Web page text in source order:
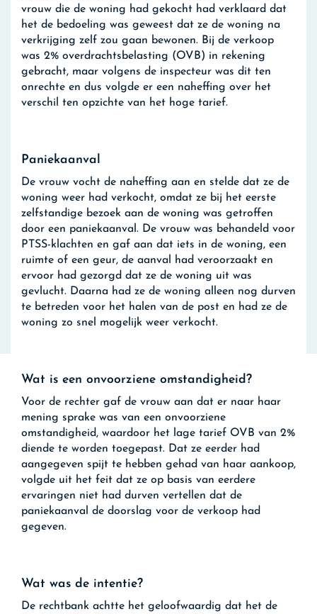
vrouw die de woning had gekocht had verklaard dat
het de bedoeling was geweest dat ze de woning na
verkrijging zelf zou gaan bewonen. Bij de verkoop
was 2% overdrachtsbelasting (OVB) in rekening
gebracht, maar volgens de inspecteur was dit ten
onrechte en dus volgde er een naheffing over het
verschil ten opzichte van het hoge tarief.
Paniekaanval
De vrouw vocht de naheffing aan en stelde dat ze de
woning weer had verkocht, omdat ze bij het eerste
zelfstandige bezoek aan de woning was getroffen
door een paniekaanval. De vrouw was behandeld voor
PTSS-klachten en gaf aan dat iets in de woning, een
ruimte of een geur, de aanval had veroorzaakt en
ervoor had gezorgd dat ze de woning uit was
gevlucht. Daarna had ze de woning alleen nog durven
te betreden voor het halen van de post en had ze de
woning zo snel mogelijk weer verkocht.
Wat is een onvoorziene omstandigheid?
Voor de rechter gaf de vrouw aan dat er naar haar
mening sprake was van een onvoorziene
omstandigheid, waardoor het lage tarief OVB van 2%
diende te worden toegepast. Dat ze eerder had
aangegeven spijt te hebben gehad van haar aankoop,
volgde uit het feit dat ze op basis van eerdere
ervaringen niet had durven vertellen dat de
paniekaanval de doorslag voor de verkoop had
gegeven.
Wat was de intentie?
De rechtbank achtte het geloofwaardig dat het de